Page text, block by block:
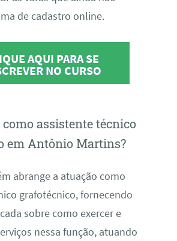
de cadastro online.
AQUI PARA SE
NO CURSO
assistente técnico
em Antônio Martins?
abrange a atuação como
grafotécnico, fornecendo
sobre como exercer e
nessa função, atuando